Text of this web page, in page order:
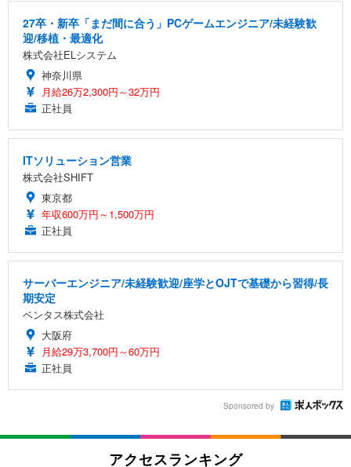
27卒・新卒「まだ間に合う」PCゲームエンジニア/未経験歓
迎/移植・最適化
株式会社ELシステム
神奈川県
月給26万2,300円～32万円
正社員
ITソリューション営業
株式会社SHIFT
東京都
年収600万円～1,500万円
正社員
サーバーエンジニア/未経験歓迎/座学とOJTで基礎から習得/長
期安定
ベンタス株式会社
大阪府
月給29万3,700円～60万円
正社員
Sponsored by
アクセスランキング